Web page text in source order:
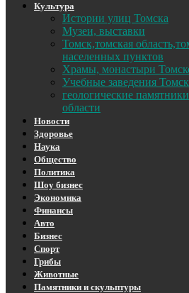
Культура
Истории улиц Томска
Музеи, выставки
Томск,томская
населенных пунктов
Храмы, монастыри
Учебные заведения
геологические
области
Новости
Здоровье
Наука
Общество
Политика
Шоу бизнес
Экономика
Финансы
Авто
Бизнес
Спорт
Грибы
Животные
Памятники и скульптуры